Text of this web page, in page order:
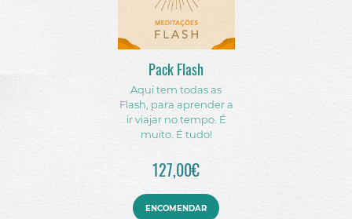
Pack Flash
Aqui tem todas as
Flash, para aprender a
ir viajar no tempo. É
muito. É tudo!
127,00€
ENCOMENDAR